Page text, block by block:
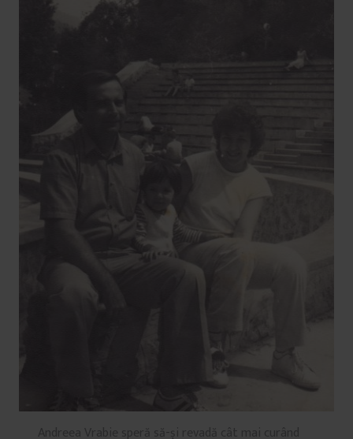
Andreea Vrabie speră să-și revadă cât mai curând